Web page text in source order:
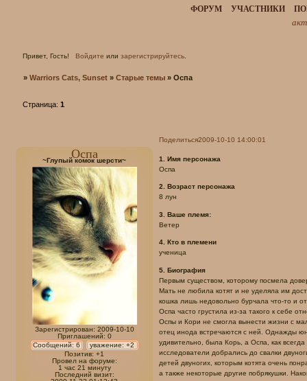
ФОРУМ УЧАСТНИКИ
Привет, Гость! Войдите или зарегистрируйтесь.
»Warriors Cats, Sunset »Старые темы »Оспа
Страница:1
Поделиться2009-10-10 14:00:01
Оспа
~Глупый комок шерсти~
Зарегистрирован: 2009-10-10
Приглашений: 0
Сообщений: 6 уважение: +2
Позитив: +1
Провел на форуме:
1 час 21 минуту
Последний визит:
1. Имя персонажа
Оспа
2. Возраст персонажа
8 лун
3. Ваше племя:
Ветер
4. Кто в племени
ученица
5. Биография
Первым существом, которому посмела
Мать не любила котят и не уделяла им
кошка лишь недовольно бурчала что-то и
Оспа часто грустила из-за такого к себе
Оспы и Кори не смогла вынести жизни с
отец инода встречаются с ней. Однажды
удивительно, была Корь, а Оспа, как
исследователи добрались до свалки
детей двуногих, которым котята очень
а также некоторые другие побрякушки.